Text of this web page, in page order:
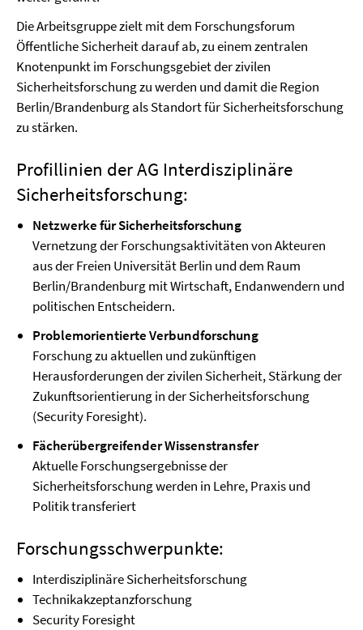
Die Arbeitsgruppe zielt mit dem Forschungsforum
Öffentliche Sicherheit darauf ab, zu einem zentralen
Knotenpunkt im Forschungsgebiet der zivilen
Sicherheitsforschung zu werden und damit die Region
Berlin/Brandenburg als Standort für Sicherheitsforschung
zu stärken.
Profillinien der AG Interdisziplinäre
Sicherheitsforschung:
Netzwerke für Sicherheitsforschung
Vernetzung der Forschungsaktivitäten von Akteuren
aus der Freien Universität Berlin und dem Raum
Berlin/Brandenburg mit Wirtschaft, Endanwendern und
politischen Entscheidern.
Problemorientierte Verbundforschung
Forschung zu aktuellen und zukünftigen
Herausforderungen der zivilen Sicherheit, Stärkung der
Zukunftsorientierung in der Sicherheitsforschung
(Security Foresight).
Fächerübergreifender Wissenstransfer
Aktuelle Forschungsergebnisse der
Sicherheitsforschung werden in Lehre, Praxis und
Politik transferiert
Forschungsschwerpunkte:
Interdisziplinäre Sicherheitsforschung
Technikakzeptanzforschung
Security Foresight